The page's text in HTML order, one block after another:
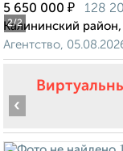
2/2
5 650 000 ₽ 128
Калининский
Агентство,
‹